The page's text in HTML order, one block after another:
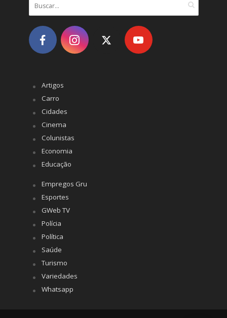
Artigos
Carro
Cidades
Cinema
Colunistas
Economia
Educação
Empregos Gru
Esportes
GWeb TV
Polícia
Política
Saúde
Turismo
Variedades
Whatsapp